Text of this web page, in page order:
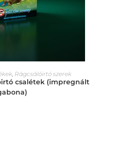
, Rágcsálóirtó szerek
csalétek (impregnált